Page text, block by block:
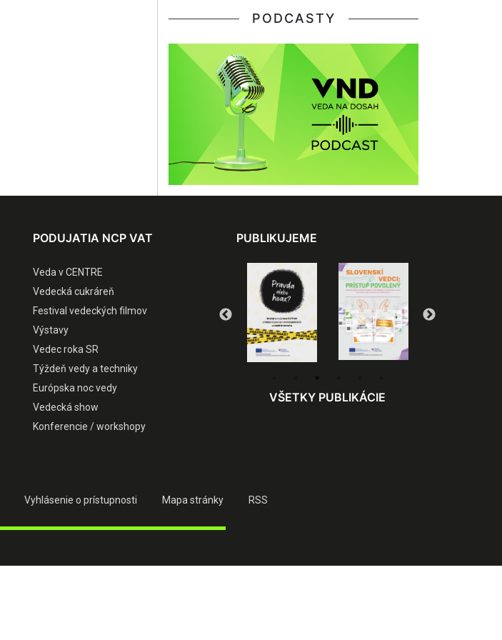
PODCASTY
PODUJATIA NCP VAT
Veda v CENTRE
Vedecká cukráreň
Festival vedeckých filmov
Výstavy
Vedec roka SR
Týždeň vedy a techniky
Európska noc vedy
Vedecká show
Konferencie / workshopy
PUBLIKUJEME
VŠETKY PUBLIKÁCIE
Vyhlásenie o prístupnosti Mapa stránky RSS